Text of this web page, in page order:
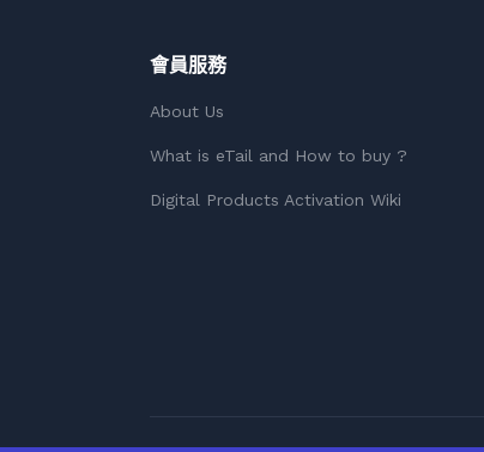
會員服務
About Us
What is eTail and How to buy ?
Digital Products Activation Wiki